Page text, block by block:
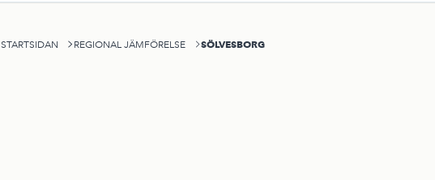
STARTSIDAN REGIONAL JÄMFÖRELSE SÖLVESBORG